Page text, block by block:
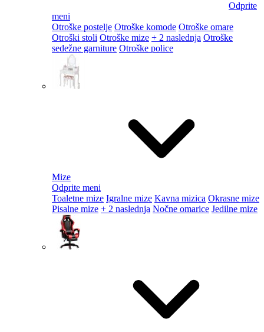
Odprite
meni
Otroške postelje Otroške komode Otroške omare
Otroški stoli Otroške mize + 2 naslednja Otroške
sedežne garniture Otroške police
Mize
Odprite meni
Toaletne mize Igralne mize Kavna mizica Okrasne mize
Pisalne mize + 2 naslednja Nočne omarice Jedilne mize